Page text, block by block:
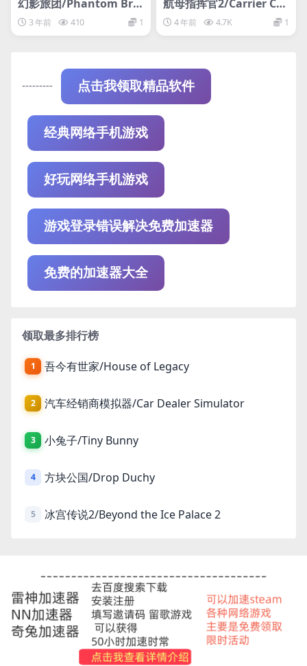
幻影旅团/Phantom Brig
ade3 年前 410 1
航母指挥官2/Carrier Co
mmand 2
4 年前 4.7K 1
--------- 点击我领取精品软件
经典网络手机游戏
好玩网络手机游戏
游戏登录错误解决免费加速器
免费的加速器大全
领取最多排行榜
1 吾今有世家/House of Legacy
2 汽车经销商模拟器/Car Dealer Simulator
3 小兔子/Tiny Bunny
4 方块公国/Drop Duchy
5 冰宫传说2/Beyond the Ice Palace 2